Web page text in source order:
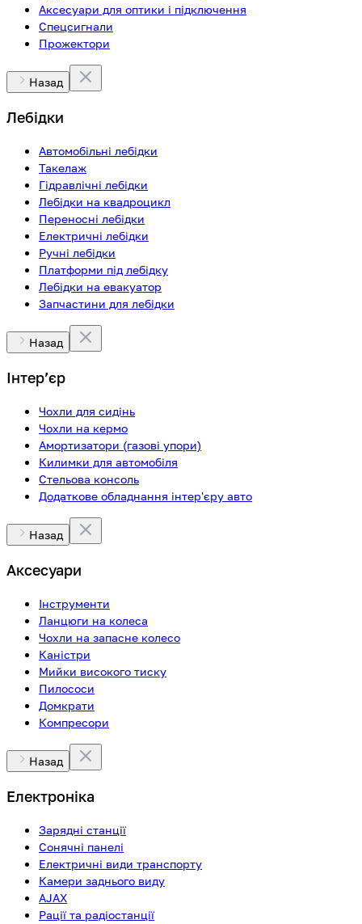
Аксесуари для оптики і підключення
Спецсигнали
Прожектори
Назад
Лебідки
Автомобільні лебідки
Такелаж
Гідравлічні лебідки
Лебідки на квадроцикл
Переносні лебідки
Електричні лебідки
Ручні лебідки
Платформи під лебідку
Лебідки на евакуатор
Запчастини для лебідки
Назад
Інтерʼєр
Чохли для сидінь
Чохли на кермо
Амортизатори (газові упори)
Килимки для автомобіля
Стельова консоль
Додаткове обладнання інтер'єру авто
Назад
Аксесуари
Інструменти
Ланцюги на колеса
Чохли на запасне колесо
Каністри
Мийки високого тиску
Пилососи
Домкрати
Компресори
Назад
Електроніка
Зарядні станції
Сонячні панелі
Електричні види транспорту
Камери заднього виду
AJAX
Рації та радіостанції